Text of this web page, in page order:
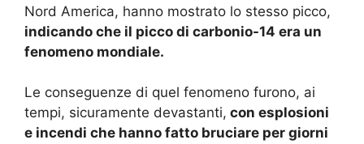
Nord America, hanno mostrato lo stesso picco,
indicando che il picco di carbonio-14 era un
fenomeno mondiale.
Le conseguenze di quel fenomeno furono, ai
tempi, sicuramente devastanti, con esplosioni
e incendi che hanno fatto bruciare per giorni